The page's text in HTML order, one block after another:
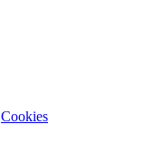
Cookies